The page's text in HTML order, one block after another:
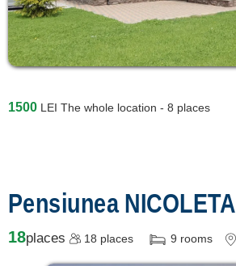
1500 LEI The whole location - 8 places
Pensiunea NICOLETA
18places 18 places 9 rooms